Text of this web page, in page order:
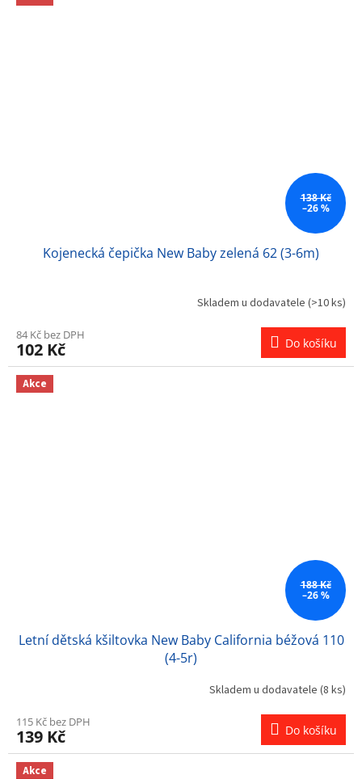
138 Kč
–26 %
Kojenecká čepička New Baby zelená 62 (3-6m)
Skladem u dodavatele (>10 ks)
84 Kč bez DPH
102 Kč Do košíku
Akce
188 Kč
–26 %
Letní dětská kšiltovka New Baby California béžová 110
(4-5r)
Skladem u dodavatele (8 ks)
115 Kč bez DPH
139 Kč Do košíku
Akce